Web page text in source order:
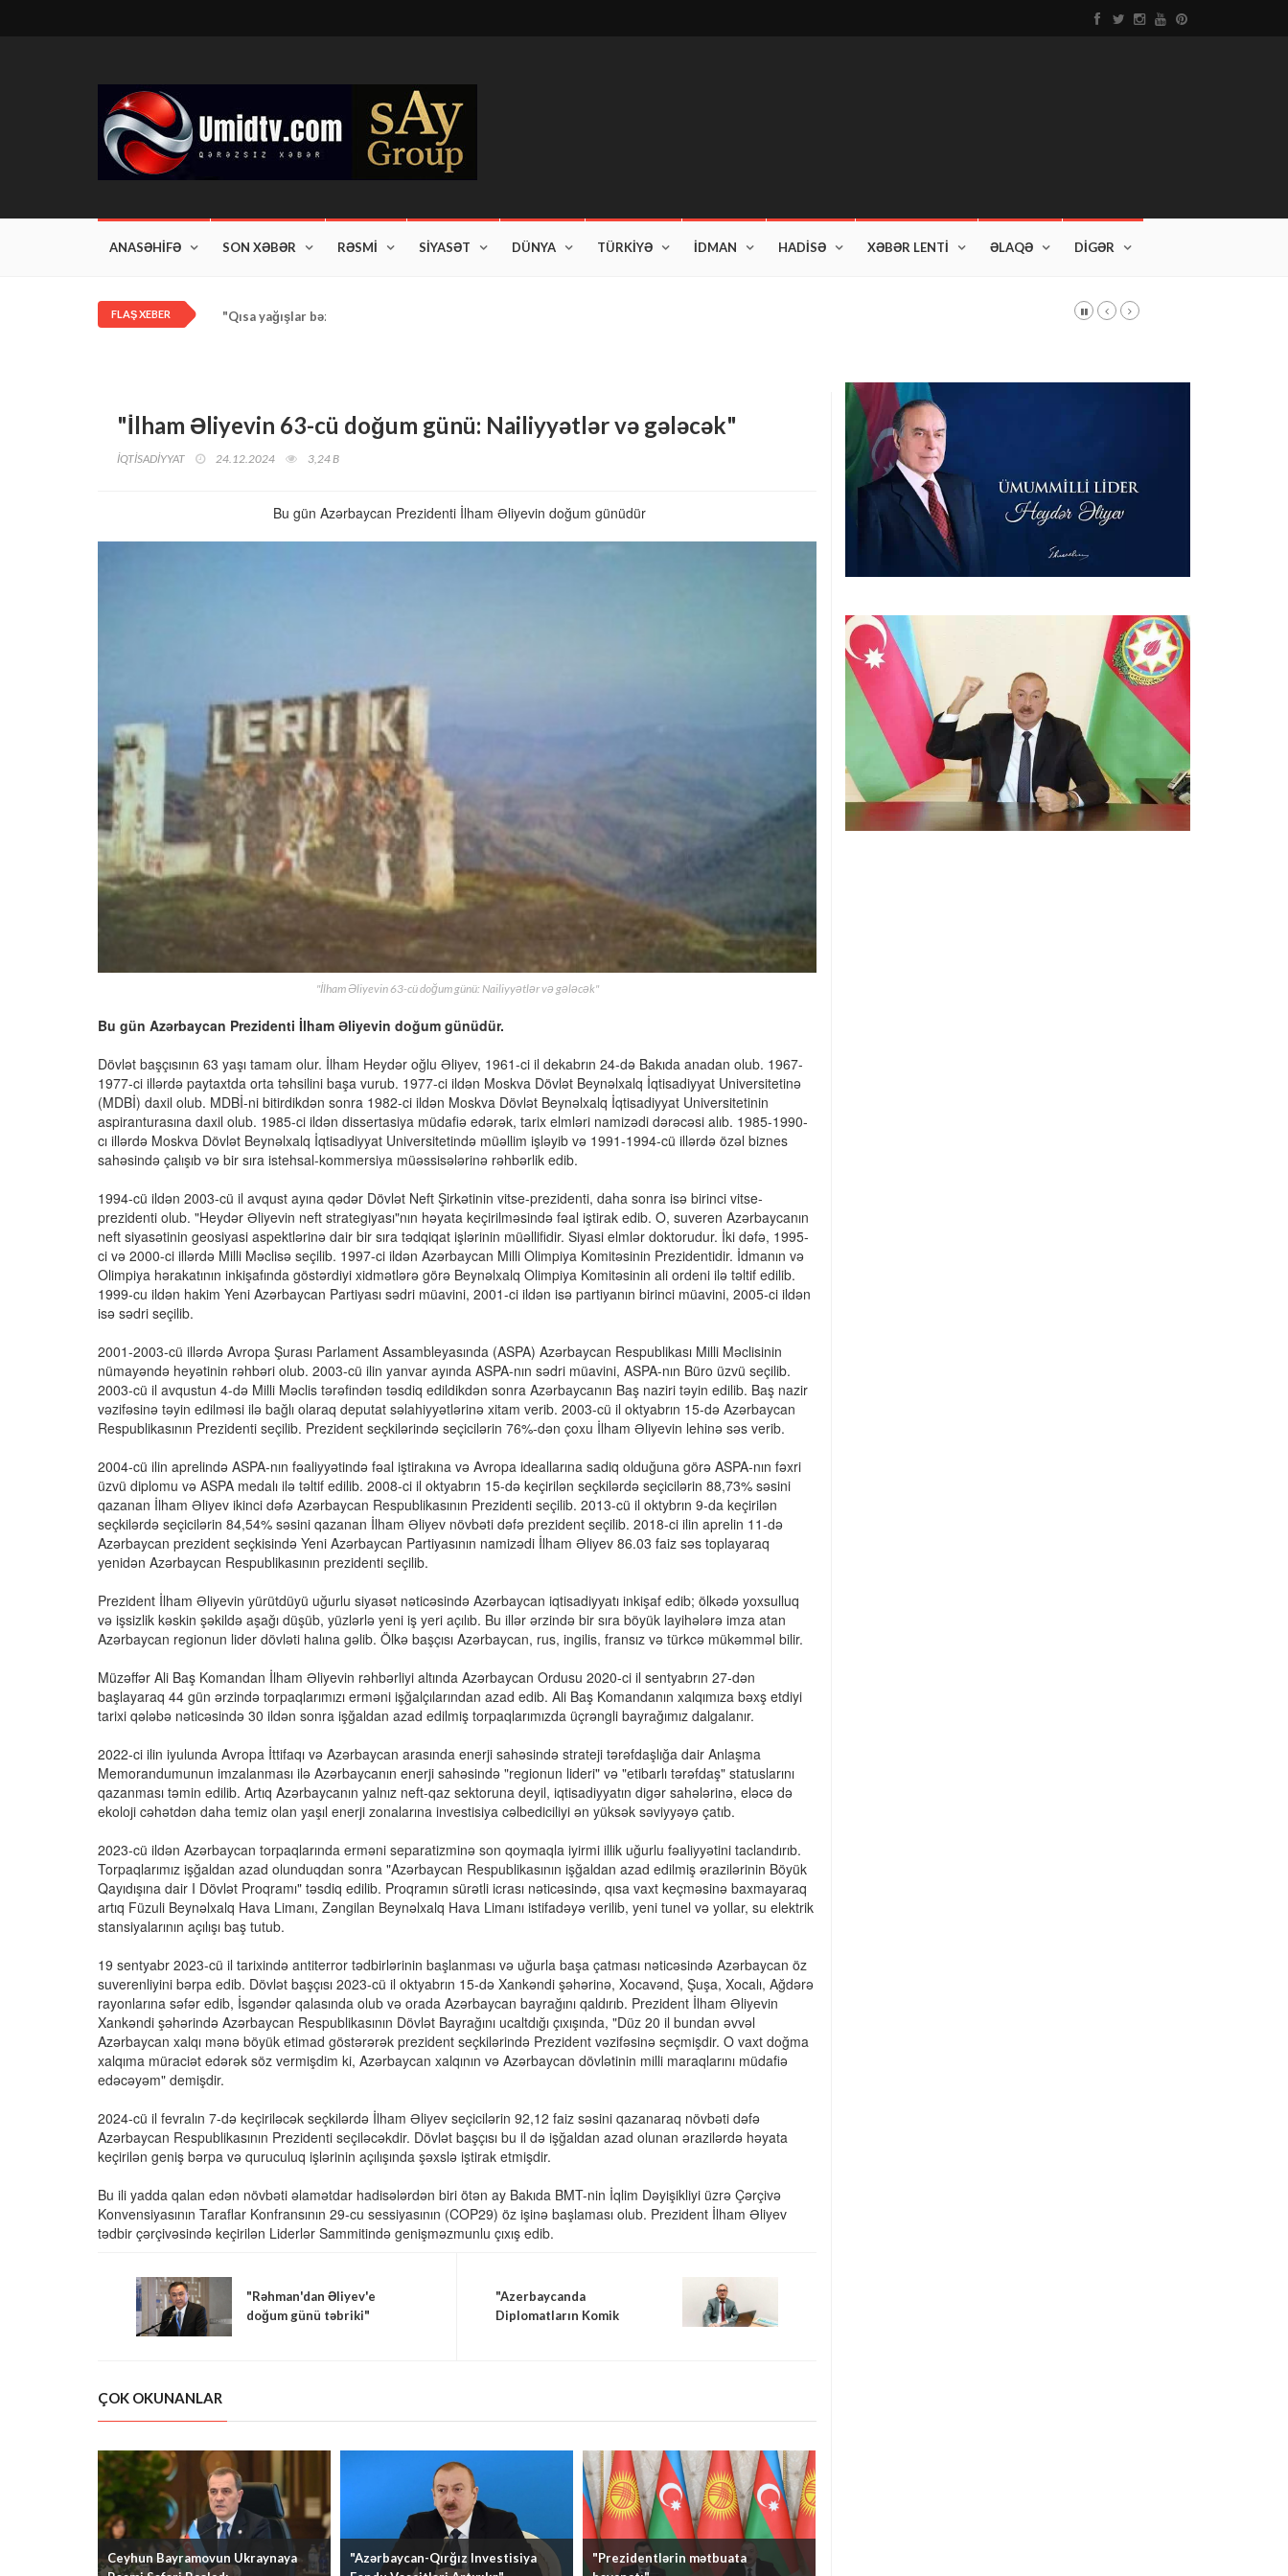
ANASƏHİFƏ SON XƏBƏR RƏSMİ SİYASƏT DÜNYA TÜRKİYƏ İDMAN HADİSƏ XƏBƏR LENTİ ƏLAQƏ DİGƏR
FLAŞ XEBER "Qısa yağışlar bəzi rayonlarda davam edir"
"İlham Əliyevin 63-cü doğum günü: Nailiyyətlər və gələcək"
İQTİSADİYYAT 24.12.2024 3,24 B
Bu gün Azərbaycan Prezidenti İlham Əliyevin doğum günüdür
"İlham Əliyevin 63-cü doğum günü: Nailiyyətlər və gələcək"
Bu gün Azərbaycan Prezidenti İlham Əliyevin doğum günüdür.
Dövlət başçısının 63 yaşı tamam olur. İlham Heydər oğlu Əliyev, 1961-ci il dekabrın 24-də Bakıda anadan olub. 1967-
1977-ci illərdə paytaxtda orta təhsilini başa vurub. 1977-ci ildən Moskva Dövlət Beynəlxalq İqtisadiyyat Universitetinə
(MDBİ) daxil olub. MDBİ-ni bitirdikdən sonra 1982-ci ildən Moskva Dövlət Beynəlxalq İqtisadiyyat Universitetinin
aspiranturasına daxil olub. 1985-ci ildən dissertasiya müdafiə edərək, tarix elmləri namizədi dərəcəsi alıb. 1985-1990-
cı illərdə Moskva Dövlət Beynəlxalq İqtisadiyyat Universitetində müəllim işləyib və 1991-1994-cü illərdə özəl biznes
sahəsində çalışıb və bir sıra istehsal-kommersiya müəssisələrinə rəhbərlik edib.
1994-cü ildən 2003-cü il avqust ayına qədər Dövlət Neft Şirkətinin vitse-prezidenti, daha sonra isə birinci vitse-
prezidenti olub. "Heydər Əliyevin neft strategiyası"nın həyata keçirilməsində fəal iştirak edib. O, suveren Azərbaycanın
neft siyasətinin geosiyasi aspektlərinə dair bir sıra tədqiqat işlərinin müəllifidir. Siyasi elmlər doktorudur. İki dəfə, 1995-
ci və 2000-ci illərdə Milli Məclisə seçilib. 1997-ci ildən Azərbaycan Milli Olimpiya Komitəsinin Prezidentidir. İdmanın və
Olimpiya hərakatının inkişafında göstərdiyi xidmətlərə görə Beynəlxalq Olimpiya Komitəsinin ali ordeni ilə təltif edilib.
1999-cu ildən hakim Yeni Azərbaycan Partiyası sədri müavini, 2001-ci ildən isə partiyanın birinci müavini, 2005-ci ildən
isə sədri seçilib.
2001-2003-cü illərdə Avropa Şurası Parlament Assambleyasında (ASPA) Azərbaycan Respublikası Milli Məclisinin
nümayəndə heyətinin rəhbəri olub. 2003-cü ilin yanvar ayında ASPA-nın sədri müavini, ASPA-nın Büro üzvü seçilib.
2003-cü il avqustun 4-də Milli Məclis tərəfindən təsdiq edildikdən sonra Azərbaycanın Baş naziri təyin edilib. Baş nazir
vəzifəsinə təyin edilməsi ilə bağlı olaraq deputat səlahiyyətlərinə xitam verib. 2003-cü il oktyabrın 15-də Azərbaycan
Respublikasının Prezidenti seçilib. Prezident seçkilərində seçicilərin 76%-dən çoxu İlham Əliyevin lehinə səs verib.
2004-cü ilin aprelində ASPA-nın fəaliyyətində fəal iştirakına və Avropa ideallarına sadiq olduğuna görə ASPA-nın fəxri
üzvü diplomu və ASPA medalı ilə təltif edilib. 2008-ci il oktyabrın 15-də keçirilən seçkilərdə seçicilərin 88,73% səsini
qazanan İlham Əliyev ikinci dəfə Azərbaycan Respublikasının Prezidenti seçilib. 2013-cü il oktybrın 9-da keçirilən
seçkilərdə seçicilərin 84,54% səsini qazanan İlham Əliyev növbəti dəfə prezident seçilib. 2018-ci ilin aprelin 11-də
Azərbaycan prezident seçkisində Yeni Azərbaycan Partiyasının namizədi İlham Əliyev 86.03 faiz səs toplayaraq
yenidən Azərbaycan Respublikasının prezidenti seçilib.
Prezident İlham Əliyevin yürütdüyü uğurlu siyasət nəticəsində Azərbaycan iqtisadiyyatı inkişaf edib; ölkədə yoxsulluq
və işsizlik kəskin şəkildə aşağı düşüb, yüzlərlə yeni iş yeri açılıb. Bu illər ərzində bir sıra böyük layihələrə imza atan
Azərbaycan regionun lider dövləti halına gəlib. Ölkə başçısı Azərbaycan, rus, ingilis, fransız və türkcə mükəmməl bilir.
Müzəffər Ali Baş Komandan İlham Əliyevin rəhbərliyi altında Azərbaycan Ordusu 2020-ci il sentyabrın 27-dən
başlayaraq 44 gün ərzində torpaqlarımızı erməni işğalçılarından azad edib. Ali Baş Komandanın xalqımıza bəxş etdiyi
tarixi qələbə nəticəsində 30 ildən sonra işğaldan azad edilmiş torpaqlarımızda üçrəngli bayrağımız dalgalanır.
2022-ci ilin iyulunda Avropa İttifaqı və Azərbaycan arasında enerji sahəsində strateji tərəfdaşlığa dair Anlaşma
Memorandumunun imzalanması ilə Azərbaycanın enerji sahəsində "regionun lideri" və "etibarlı tərəfdaş" statuslarını
qazanması təmin edilib. Artıq Azərbaycanın yalnız neft-qaz sektoruna deyil, iqtisadiyyatın digər sahələrinə, eləcə də
ekoloji cəhətdən daha temiz olan yaşıl enerji zonalarına investisiya cəlbediciliyi ən yüksək səviyyəyə çatıb.
2023-cü ildən Azərbaycan torpaqlarında erməni separatizminə son qoymaqla iyirmi illik uğurlu fəaliyyətini taclandırıb.
Torpaqlarımız işğaldan azad olunduqdan sonra "Azərbaycan Respublikasının işğaldan azad edilmiş ərazilərinin Böyük
Qayıdışına dair I Dövlət Proqramı" təsdiq edilib. Proqramın sürətli icrası nəticəsində, qısa vaxt keçməsinə baxmayaraq
artıq Füzuli Beynəlxalq Hava Limanı, Zəngilan Beynəlxalq Hava Limanı istifadəyə verilib, yeni tunel və yollar, su elektrik
stansiyalarının açılışı baş tutub.
19 sentyabr 2023-cü il tarixində antiterror tədbirlərinin başlanması və uğurla başa çatması nəticəsində Azərbaycan öz
suverenliyini bərpa edib. Dövlət başçısı 2023-cü il oktyabrın 15-də Xankəndi şəhərinə, Xocavənd, Şuşa, Xocalı, Ağdərə
rayonlarına səfər edib, İsgəndər qalasında olub və orada Azərbaycan bayrağını qaldırıb. Prezident İlham Əliyevin
Xankəndi şəhərində Azərbaycan Respublikasının Dövlət Bayrağını ucaltdığı çıxışında, "Düz 20 il bundan əvvəl
Azərbaycan xalqı mənə böyük etimad göstərərək prezident seçkilərində Prezident vəzifəsinə seçmişdir. O vaxt doğma
xalqıma müraciət edərək söz vermişdim ki, Azərbaycan xalqının və Azərbaycan dövlətinin milli maraqlarını müdafiə
edəcəyəm" demişdir.
2024-cü il fevralın 7-də keçiriləcək seçkilərdə İlham Əliyev seçicilərin 92,12 faiz səsini qazanaraq növbəti dəfə
Azərbaycan Respublikasının Prezidenti seçiləcəkdir. Dövlət başçısı bu il də işğaldan azad olunan ərazilərdə həyata
keçirilən geniş bərpa və quruculuq işlərinin açılışında şəxslə iştirak etmişdir.
Bu ili yadda qalan edən növbəti əlamətdar hadisələrdən biri ötən ay Bakıda BMT-nin İqlim Dəyişikliyi üzrə Çərçivə
Konvensiyasının Taraflar Konfransının 29-cu sessiyasının (COP29) öz işinə başlaması olub. Prezident İlham Əliyev
tədbir çərçivəsində keçirilən Liderlər Sammitində genişməzmunlu çıxış edib.
"Rəhman'dan Əliyev'e
doğum günü təbriki"
"Azerbaycanda
Diplomatların Komik
ÇOK OKUNANLAR
Ceyhun Bayramovun Ukraynaya
"Azərbaycan-Qırğız Investisiya
"Prezidentlərin mətbuata